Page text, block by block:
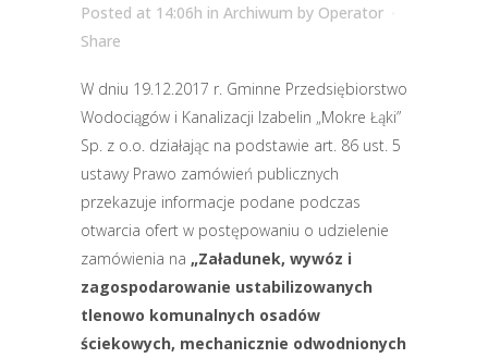
Posted at 14:06h in Archiwum by Operator
Share
W dniu 19.12.2017 r. Gminne Przedsiębiorstwo
Wodociągów i Kanalizacji Izabelin „Mokre Łąki”
Sp. z o.o. działając na podstawie art. 86 ust. 5
ustawy Prawo zamówień publicznych
przekazuje informacje podane podczas
otwarcia ofert w postępowaniu o udzielenie
zamówienia na „Załadunek, wywóz i
zagospodarowanie ustabilizowanych
tlenowo komunalnych osadów
ściekowych, mechanicznie odwodnionych